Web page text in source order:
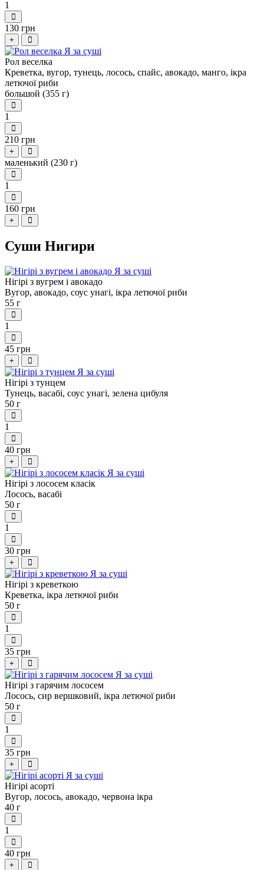
1
130 грн
+
Рол веселка
Креветка, вугор, тунець, лосось, спайс, авокадо, манго, ікра
летючої риби
большой (355 г)
1
210 грн
+
маленький (230 г)
1
160 грн
+
Суши Нигири
Нігірі з вугрем і авокадо
Вугор, авокадо, соус унагі, ікра летючої риби
55 г
1
45 грн
+
Нігірі з тунцем
Тунець, васабі, соус унагі, зелена цибуля
50 г
1
40 грн
+
Нігірі з лососем класік
Лосось, васабі
50 г
1
30 грн
+
Нігірі з креветкою
Креветка, ікра летючої риби
50 г
1
35 грн
+
Нігірі з гарячим лососем
Лосось, сир вершковий, ікра летючої риби
50 г
1
35 грн
+
Нігірі асорті
Вугор, лосось, авокадо, червона ікра
40 г
1
40 грн
+